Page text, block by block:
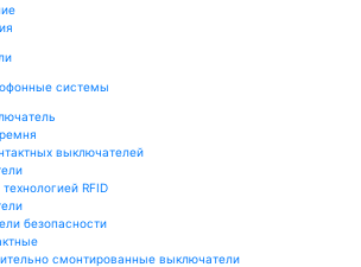
системы
выключателей
RFID
безопасности
смонтированные выключатели